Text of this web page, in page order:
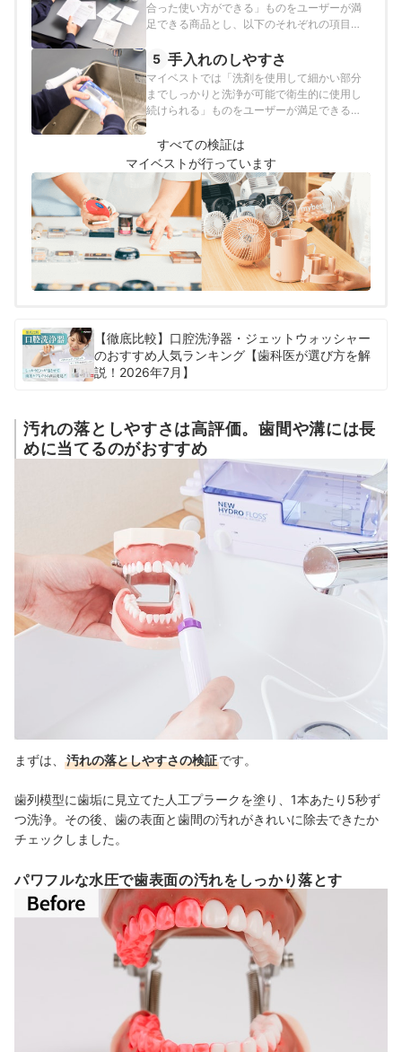
合った使い方ができる」ものをユーザーが満
足できる商品とし、以下のそれぞれの項目の
ました。
5 手入れのしやすさ
マイベストでは「洗剤を使用して細かい部分
までしっかりと洗浄が可能で衛生的に使用し
続けられる」ものをユーザーが満足できる商
すべての検証は
マイベストが行っています
【徹底比較】口腔洗浄器・ジェットウォッシャー
のおすすめ人気ランキング【歯科医が選び方を解
説！2026年7月】
汚れの落としやすさは高評価。歯間や溝には長
めに当てるのがおすすめ
まずは、 汚れの落としやすさの検証です。
歯列模型に歯垢に見立てた人工プラークを塗り、1本あたり5秒ず
つ洗浄。その後、 歯の表面と歯間の汚れがきれいに除去できたか
チェックしました。
パワフルな水圧で歯表面の汚れをしっかり落とす